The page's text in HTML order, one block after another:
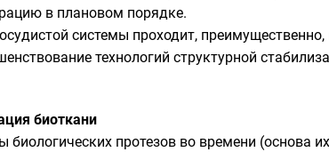
в плановом порядке.
системы проходит,
технологий структурной
биоткани
биологических протезов во времени (основа